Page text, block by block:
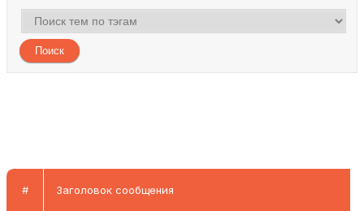
# Заголовок сообщения